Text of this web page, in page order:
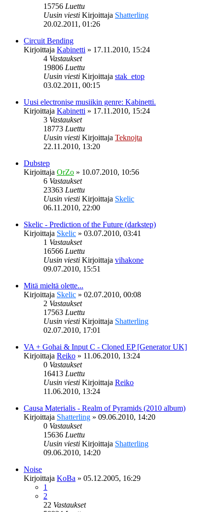
15756 Luettu
Uusin viesti Kirjoittaja Shatterling
20.02.2011, 01:26
Circuit Bending
Kirjoittaja Kabinetti » 17.11.2010, 15:24
4 Vastaukset
19806 Luettu
Uusin viesti Kirjoittaja stak_etop
03.02.2011, 00:15
Uusi electronise musiikin genre: Kabinetti.
Kirjoittaja Kabinetti » 17.11.2010, 15:24
3 Vastaukset
18773 Luettu
Uusin viesti Kirjoittaja Teknojta
22.11.2010, 13:20
Dubstep
Kirjoittaja OrZo » 10.07.2010, 10:56
6 Vastaukset
23363 Luettu
Uusin viesti Kirjoittaja Skelic
06.11.2010, 22:00
Skelic - Prediction of the Future (darkstep)
Kirjoittaja Skelic » 03.07.2010, 03:41
1 Vastaukset
16566 Luettu
Uusin viesti Kirjoittaja vihakone
09.07.2010, 15:51
Mitä mieltä olette...
Kirjoittaja Skelic » 02.07.2010, 00:08
2 Vastaukset
17563 Luettu
Uusin viesti Kirjoittaja Shatterling
02.07.2010, 17:01
VA + Gohai & Input C - Cloned EP [Generator UK]
Kirjoittaja Reiko » 11.06.2010, 13:24
0 Vastaukset
16413 Luettu
Uusin viesti Kirjoittaja Reiko
11.06.2010, 13:24
Causa Materialis - Realm of Pyramids (2010 album)
Kirjoittaja Shatterling » 09.06.2010, 14:20
0 Vastaukset
15636 Luettu
Uusin viesti Kirjoittaja Shatterling
09.06.2010, 14:20
Noise
Kirjoittaja KoBa » 05.12.2005, 16:29
1
2
22 Vastaukset